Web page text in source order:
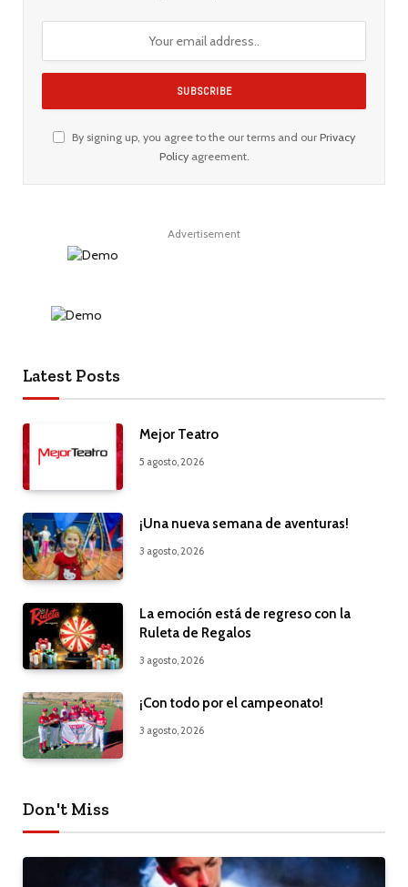
By signing up, you agree to the our terms and our Privacy
Policyagreement.
Advertisement
Latest Posts
Mejor Teatro
5 agosto, 2026
¡Una nueva semana de aventuras!
3 agosto, 2026
La emoción está de regreso con la
Ruleta de Regalos
3 agosto, 2026
¡Con todo por el campeonato!
3 agosto, 2026
Don't Miss